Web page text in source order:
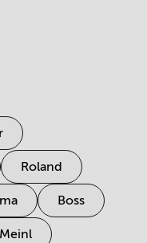
Roland
Boss
Meinl